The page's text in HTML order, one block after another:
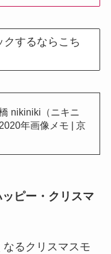
するならこち
nikiniki（ニキニ
年画像メモ | 京
ピー・クリスマ
るクリスマスモ